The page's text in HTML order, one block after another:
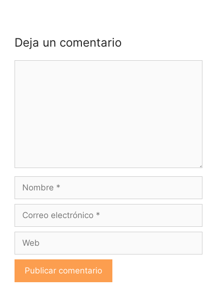
Deja un comentario